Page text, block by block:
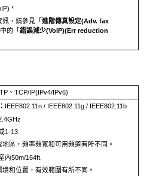
*
訊，請參見「 進階傳真設定(Adv. fax
的「 錯誤減少(VoIP)(Err reduction
、 TCP/IP(IPv4/IPv6)
IEEE802.11n/ IEEE802.11g/ IEEE802.11b
1-13
地區，頻率頻寬和可用頻道有所不同。
內50m/164ft.
境和位置，有效範圍有所不同。